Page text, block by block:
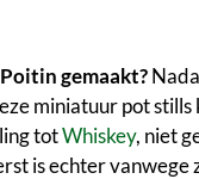
gemaakt?
miniatuur pot
totWhiskey, niet
is echter vanwege